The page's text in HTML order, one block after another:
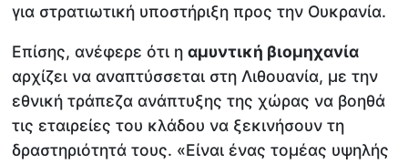
για στρατιωτική υποστήριξη προς την Ουκρανία.
Επίσης, ανέφερε ότι ηαμυντική βιομηχανία
αρχίζει να αναπτύσσεται στη Λιθουανία, με την
εθνική τράπεζα ανάπτυξης της χώρας να βοηθά
τις εταιρείες του κλάδου να ξεκινήσουν τη
δραστηριότητά τους. «Είναι ένας τομέας υψηλής